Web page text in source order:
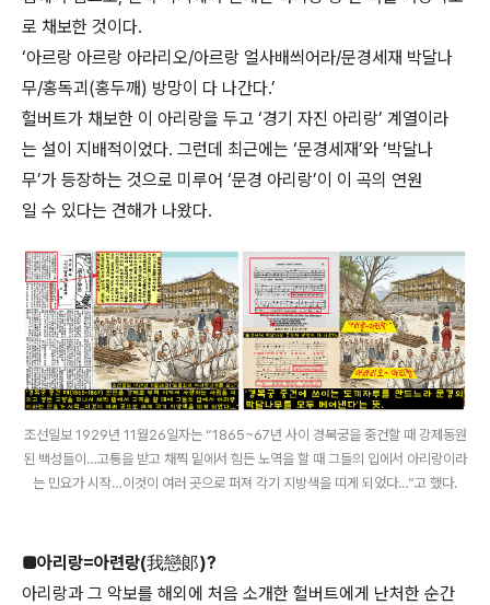
로 채보한 것이다.
‘아르랑 아르랑 아라리오/아르랑 얼사배씌어라/문경세재 박달나
무/홍독괴(홍두깨) 방망이 다 나간다.’
헐버트가 채보한 이 아리랑을 두고 ‘경기 자진 아리랑’ 계열이라
는 설이 지배적이었다. 그런데 최근에는 ‘문경세재’와 ‘박달나
무’가 등장하는 것으로 미루어 ‘문경 아리랑’이 이 곡의 연원
일 수 있다는 견해가 나왔다.
조선일보 1929년 11월26일자는 “1865~67년 사이 경복궁을 중건할 때 강제동원
된 백성들이…고통을 받고 채찍 밑에서 힘든 노역을 할 때 그들의 입에서 아리랑이라
는 민요가 시작…이것이 여러 곳으로 퍼져 각기 지방색을 띠게 되었다…”고 했다.
■아리랑=아련랑(我戀郞)?
아리랑과 그 악보를 해외에 처음 소개한 헐버트에게 난처한 순간